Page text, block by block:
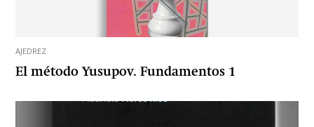
AJEDREZ
El método Yusupov. Fundamentos 1